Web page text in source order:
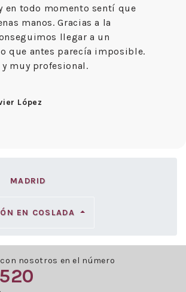
en todo momento sentí que
manos. Gracias a la
llegar a un
que antes parecía imposible.
y muy profesional.
López
MADRID
EN COSLADA
nosotros en el número